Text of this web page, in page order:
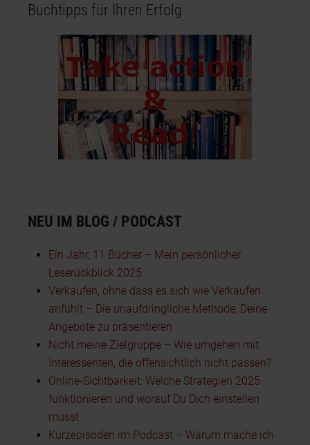
Buchtipps für Ihren Erfolg
NEU IM BLOG / PODCAST
Ein Jahr, 11 Bücher – Mein persönlicher
Leserückblick 2025
Verkaufen, ohne dass es sich wie Verkaufen
anfühlt – Die unaufdringliche Methode, Deine
Angebote zu präsentieren
Nicht meine Zielgruppe – Wie umgehen mit
Interessenten, die offensichtlich nicht passen?
Online-Sichtbarkeit: Welche Strategien 2025
funktionieren und worauf Du Dich einstellen
musst
Kurzepisoden im Podcast – Warum mache ich